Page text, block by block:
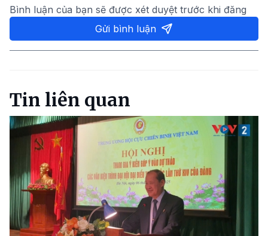
Bình luận của bạn sẽ được xét duyệt trước khi đăng
Gửi bình luận
Tin liên quan